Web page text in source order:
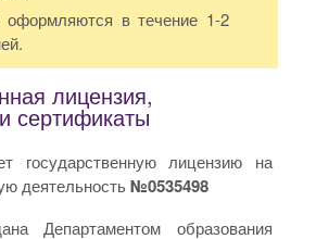
оформляются в течение 1-2
лицензия,
сертификаты
лицензию на
деятельность№0535498
Департаментом образования